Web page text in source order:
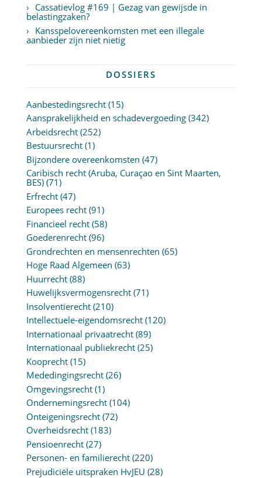
Cassatievlog #169 | Gezag van gewijsde in
belastingzaken?
Kansspelovereenkomsten met een illegale
aanbieder zijn niet nietig
DOSSIERS
Aanbestedingsrecht(15)
Aansprakelijkheid en schadevergoeding(342)
Arbeidsrecht(252)
Bestuursrecht(1)
Bijzondere overeenkomsten (47)
Caribisch recht (Aruba, Curaçao en Sint Maarten,
BES)(71)
Erfrecht(47)
Europees recht(91)
Financieel recht(58)
Goederenrecht(96)
Grondrechten en mensenrechten (65)
Hoge Raad Algemeen (63)
Huurrecht(88)
Huwelijksvermogensrecht(71)
Insolventierecht(210)
Intellectuele-eigendomsrecht(120)
Internationaal privaatrecht(89)
Internationaal publiekrecht(25)
Kooprecht(15)
Mededingingsrecht(26)
Omgevingsrecht(1)
Ondernemingsrecht(104)
Onteigeningsrecht(72)
Overheidsrecht(183)
Pensioenrecht(27)
Personen- en familierecht(220)
Prejudiciële uitspraken HvJEU (28)